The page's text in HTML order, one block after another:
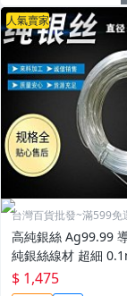
人氣賣家
台灣百貨批發~滿599免
高純銀絲 Ag99.99
純銀絲線材 超細
科研
$ 1,475